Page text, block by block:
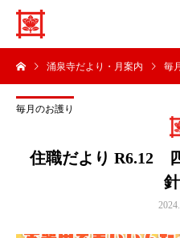
涌泉寺だより・月案内 毎
毎月のお護り
住職だより R6.12